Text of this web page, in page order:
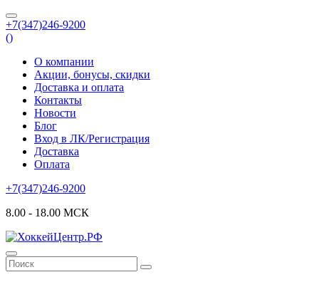
+7(347)246-9200
()
О компании
Акции, бонусы, скидки
Доставка и оплата
Контакты
Новости
Блог
Вход в ЛК/Регистрация
Доставка
Оплата
+7(347)246-9200
8.00 - 18.00 МСК